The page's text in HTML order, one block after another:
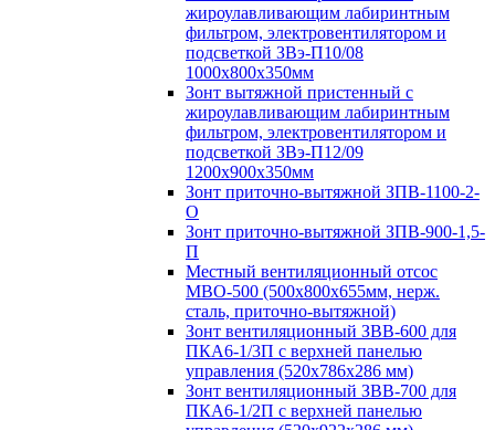
жироулавливающим лабиринтным
фильтром, электровентилятором и
подсветкой ЗВэ-П10/08
1000х800х350мм
Зонт вытяжной пристенный с
жироулавливающим лабиринтным
фильтром, электровентилятором и
подсветкой ЗВэ-П12/09
1200х900х350мм
Зонт приточно-вытяжной ЗПВ-1100-2-
О
Зонт приточно-вытяжной ЗПВ-900-1,5-
П
Местный вентиляционный отсос
МВО-500 (500х800х655мм, нерж.
сталь, приточно-вытяжной)
Зонт вентиляционный ЗВВ-600 для
ПКА6-1/3П с верхней панелью
управления (520х786х286 мм)
Зонт вентиляционный ЗВВ-700 для
ПКА6-1/2П с верхней панелью